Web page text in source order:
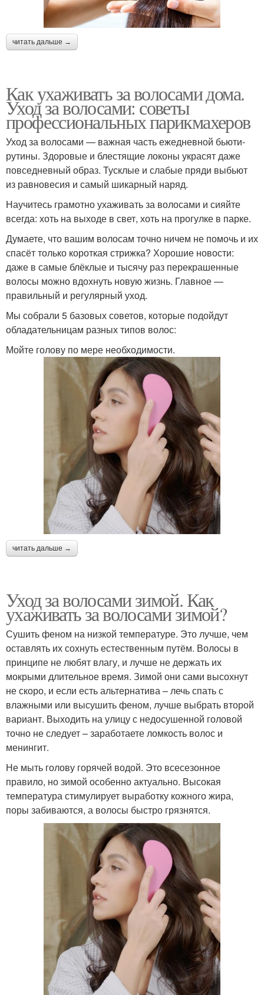
читать дальше →
Как ухаживать за волосами дома.
Уход за волосами: советы
профессиональных парикмахеров
Уход за волосами — важная часть ежедневной бьюти-
рутины. Здоровые и блестящие локоны украсят даже
повседневный образ. Тусклые и слабые пряди выбьют
из равновесия и самый шикарный наряд.
Научитесь грамотно ухаживать за волосами и сияйте
всегда: хоть на выходе в свет, хоть на прогулке в парке.
Думаете, что вашим волосам точно ничем не помочь и их
спасёт только короткая стрижка? Хорошие новости:
даже в самые блёклые и тысячу раз перекрашенные
волосы можно вдохнуть новую жизнь. Главное —
правильный и регулярный уход.
Мы собрали 5 базовых советов, которые подойдут
обладательницам разных типов волос:
Мойте голову по мере необходимости.
читать дальше →
Уход за волосами зимой. Как
ухаживать за волосами зимой?
Сушить феном на низкой температуре. Это лучше, чем
оставлять их сохнуть естественным путём. Волосы в
принципе не любят влагу, и лучше не держать их
мокрыми длительное время. Зимой они сами высохнут
не скоро, и если есть альтернатива – лечь спать с
влажными или высушить феном, лучше выбрать второй
вариант. Выходить на улицу с недосушенной головой
точно не следует – заработаете ломкость волос и
менингит.
Не мыть голову горячей водой. Это всесезонное
правило, но зимой особенно актуально. Высокая
температура стимулирует выработку кожного жира,
поры забиваются, а волосы быстро грязнятся.